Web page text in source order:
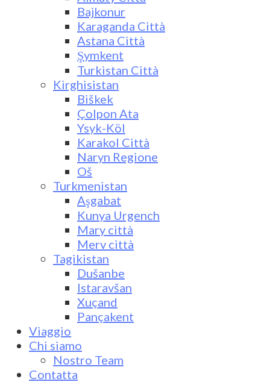
Bajkonur
Karaganda Città
Astana Città
Şymkent
Turkistan Città
Kirghisistan
Biškek
Çolpon Ata
Ysyk-Köl
Karakol Città
Naryn Regione
Oš
Turkmenistan
Aşgabat
Kunya Urgench
Mary città
Merv città
Tagikistan
Dušanbe
Istaravšan
Xuçand
Pançakent
Viaggio
Chi siamo
Nostro Team
Contatta